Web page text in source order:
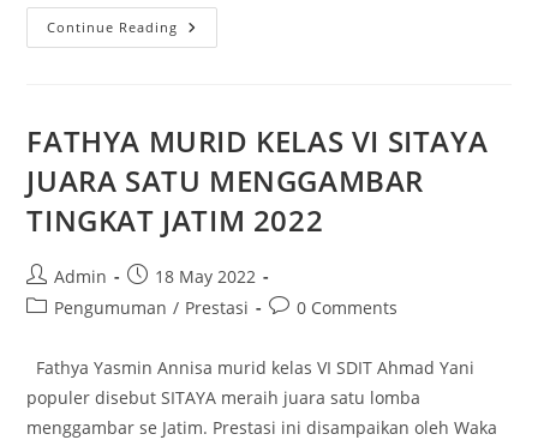
Continue Reading
FATHYA MURID KELAS VI SITAYA
JUARA SATU MENGGAMBAR
TINGKAT JATIM 2022
Admin
18 May 2022
Pengumuman / Prestasi 0 Comments
Fathya Yasmin Annisa murid kelas VI SDIT Ahmad Yani
populer disebut SITAYA meraih juara satu lomba
menggambar se Jatim. Prestasi ini disampaikan oleh Waka